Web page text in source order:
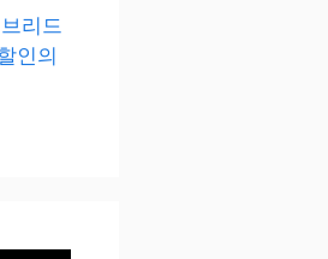
리드
인의